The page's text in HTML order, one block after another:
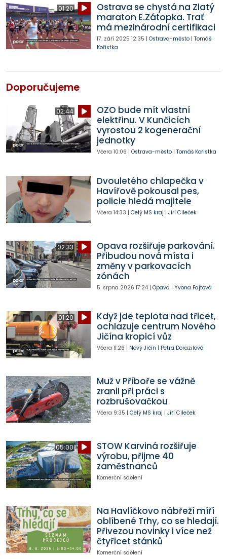
01:20
Ostrava se chystá na Zlatý
maraton E.Zátopka. Trať
má mezinárodní certifikaci
17. září 2025 12:35 | Ostrava-město| Tomáš
Kořistka
Doporučujeme
02:44
OZO bude mít vlastní
elektřinu. V Kunčicích
vyrostou 2 kogenerační
jednotky
Včera 10:06 | Ostrava-město| Tomáš Kořistka
Dvouletého chlapečka v
Havířově pokousal pes,
policie hledá majitele
Včera 14:33 | Celý MS kraj | Jiří Cileček
02:33
Opava rozšiřuje parkování.
Přibudou nová místa i
změny v parkovacích
zónách
5. srpna 2026 17:24| Opava | Yvona Fajtová
01:20
Když jde teplota nad třicet,
ochlazuje centrum Nového
Jičína kropicí vůz
Včera 11:26 | Nový Jičín | Petra Dorazilová
Muž v Příboře se vážně
zranil při práci s
rozbrušovačkou
Včera 9:35 | Celý MS kraj | Jiří Cileček
05:00
STOW Karviná rozšiřuje
výrobu, přijme 40
zaměstnanců
Komerční sdělení
Na Havlíčkovo nábřeží míří
oblíbené Trhy, co se hledají.
Přivezou novinky i více než
čtyřicet stánků
Komerční sdělení